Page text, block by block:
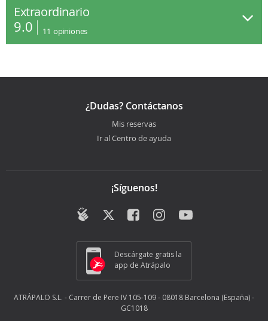
Extraordinario
9.0 11 opiniones
¿Dudas? Contáctanos
Mis reservas
Ir al Centro de ayuda
¡Síguenos!
Descárgate gratis la
app de Atrápalo
ATRÁPALO S.L. - Carrer de Pere IV 105-109 - 08018 Barcelona (España) -
GC1018